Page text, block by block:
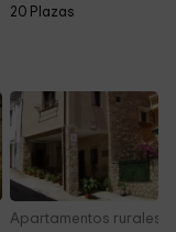
20 Plazas
Apartamentos rurales